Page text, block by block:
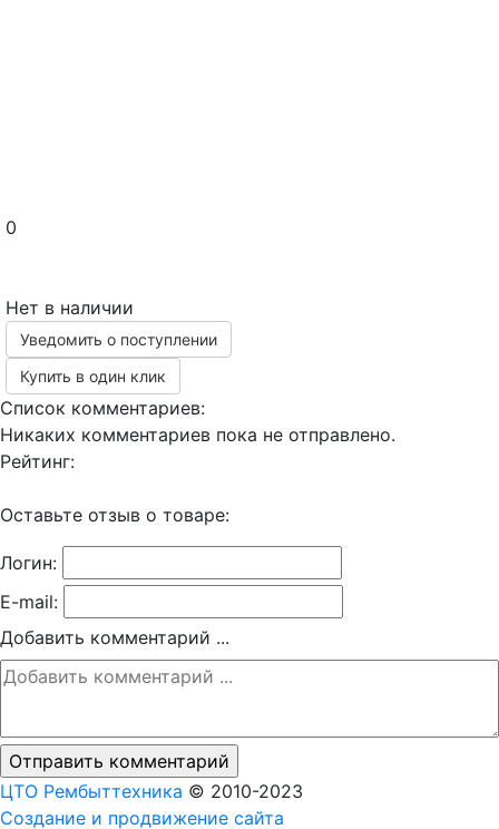
0
Нет в наличии
Уведомить о поступлении
Купить в один клик
Список комментариев:
Никаких комментариев пока не отправлено.
Рейтинг:
Оставьте отзыв о товаре:
Логин:
E-mail:
Добавить комментарий ...
ЦТО Рембыттехника © 2010-2023
Создание и продвижение сайта